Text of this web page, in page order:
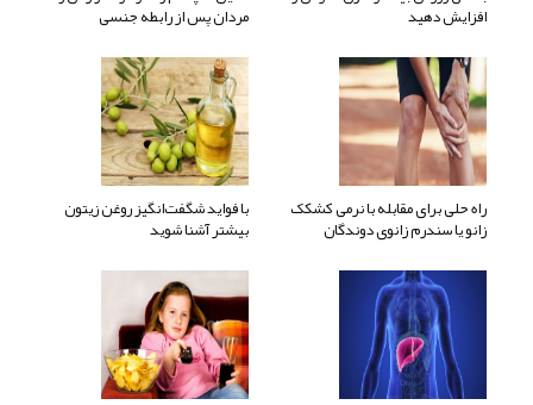
افزایش دهید مردان پس از رابطه جنسی
راه حلی برای مقابله با نرمی کشکک
زانو یا سندرم زانوی دوندگان
با فواید شگفت‌انگیز روغن زیتون
بیشتر آشنا شوید